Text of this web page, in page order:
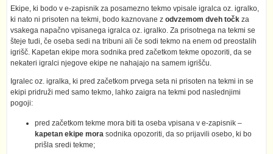
Ekipe, ki bodo v e-zapisnik za posamezno tekmo vpisale igralca oz. igralko,
ki nato ni prisoten na tekmi, bodo kaznovane z odvzemom dveh točk za
vsakega napačno vpisanega igralca oz. igralko. Za prisotnega na tekmi se
šteje tudi, če oseba sedi na tribuni ali če sodi tekmo na enem od preostalih
igrišč. Kapetan ekipe mora sodnika pred začetkom tekme opozoriti, da se
nekateri igralci njegove ekipe ne nahajajo na samem igrišču.
Igralec oz. igralka, ki pred začetkom prvega seta ni prisoten na tekmi in se
ekipi pridruži med samo tekmo, lahko zaigra na tekmi pod naslednjimi
pogoji:
pred začetkom tekme mora biti ta oseba vpisana v e-zapisnik –
kapetan ekipe mora sodnika opozoriti, da so prijavili osebo, ki bo
prišla sredi tekme;